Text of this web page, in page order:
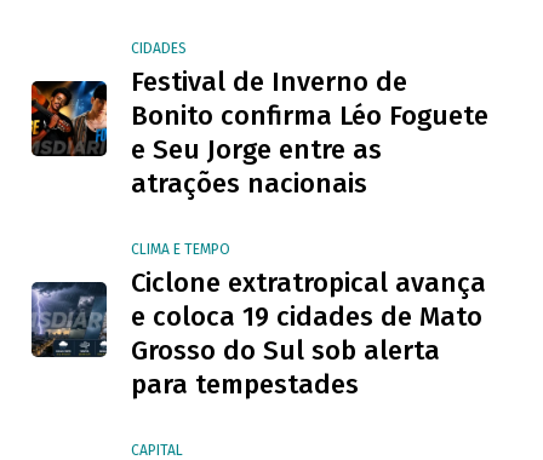
CIDADES
Festival de Inverno de
Bonito confirma Léo Foguete
e Seu Jorge entre as
atrações nacionais
CLIMA E TEMPO
Ciclone extratropical avança
e coloca 19 cidades de Mato
Grosso do Sul sob alerta
para tempestades
CAPITAL